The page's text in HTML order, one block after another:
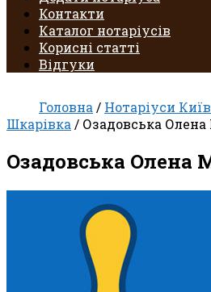
Контакти
Каталог нотаріусів
Корисні статті
Відгуки
Головна / Нотаріуси
Шкарівка / Озадовська
Озадовська Олена